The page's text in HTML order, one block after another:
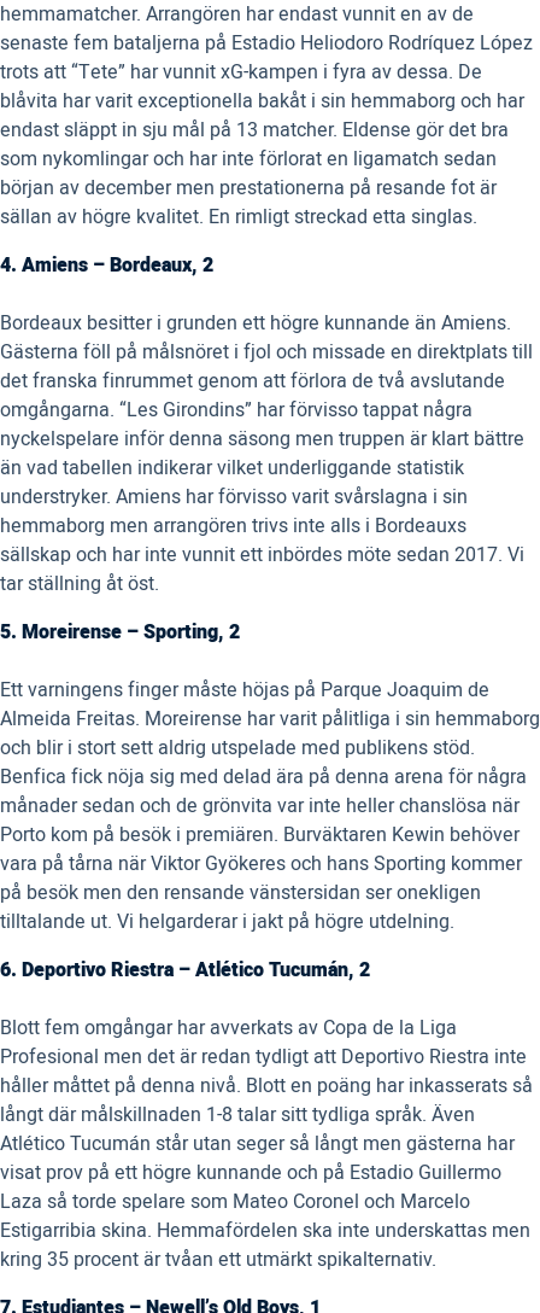
hemmamatcher. Arrangören har endast vunnit en av de
senaste fem bataljerna på Estadio Heliodoro Rodríquez López
trots att “Tete” har vunnit xG-kampen i fyra av dessa. De
blåvita har varit exceptionella bakåt i sin hemmaborg och har
endast släppt in sju mål på 13 matcher. Eldense gör det bra
som nykomlingar och har inte förlorat en ligamatch sedan
början av december men prestationerna på resande fot är
sällan av högre kvalitet. En rimligt streckad etta singlas.
4. Amiens – Bordeaux, 2
Bordeaux besitter i grunden ett högre kunnande än Amiens.
Gästerna föll på målsnöret i fjol och missade en direktplats till
det franska finrummet genom att förlora de två avslutande
omgångarna. “Les Girondins” har förvisso tappat några
nyckelspelare inför denna säsong men truppen är klart bättre
än vad tabellen indikerar vilket underliggande statistik
understryker. Amiens har förvisso varit svårslagna i sin
hemmaborg men arrangören trivs inte alls i Bordeauxs
sällskap och har inte vunnit ett inbördes möte sedan 2017. Vi
tar ställning åt öst.
5. Moreirense – Sporting, 2
Ett varningens finger måste höjas på Parque Joaquim de
Almeida Freitas. Moreirense har varit pålitliga i sin hemmaborg
och blir i stort sett aldrig utspelade med publikens stöd.
Benfica fick nöja sig med delad ära på denna arena för några
månader sedan och de grönvita var inte heller chanslösa när
Porto kom på besök i premiären. Burväktaren Kewin behöver
vara på tårna när Viktor Gyökeres och hans Sporting kommer
på besök men den rensande vänstersidan ser onekligen
tilltalande ut. Vi helgarderar i jakt på högre utdelning.
6. Deportivo Riestra – Atlético Tucumán, 2
Blott fem omgångar har avverkats av Copa de la Liga
Profesional men det är redan tydligt att Deportivo Riestra inte
håller måttet på denna nivå. Blott en poäng har inkasserats så
långt där målskillnaden 1-8 talar sitt tydliga språk. Även
Atlético Tucumán står utan seger så långt men gästerna har
visat prov på ett högre kunnande och på Estadio Guillermo
Laza så torde spelare som Mateo Coronel och Marcelo
Estigarribia skina. Hemmafördelen ska inte underskattas men
kring 35 procent är tvåan ett utmärkt spikalternativ.